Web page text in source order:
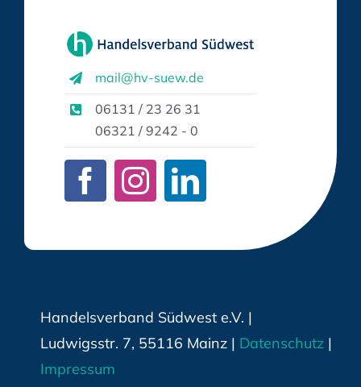
mail@hv-suew.de
06131 / 23 26 31
06321 / 9242 - 0
Handelsverband Südwest e.V. |
Ludwigsstr. 7, 55116 Mainz | Datenschutz|
Impressum